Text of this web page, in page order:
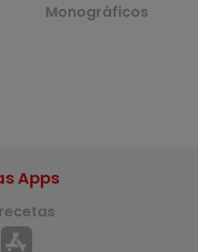
Monográficos
Apps